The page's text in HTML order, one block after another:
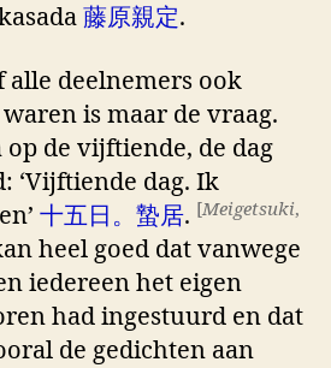
藤原親定.
alle deelnemers ook
is maar de vraag.
op de vijftiende, de dag
‘Vijftiende dag. Ik
十五日。蟄居. [Meigetsuki,
heel goed dat vanwege
iedereen het eigen
had ingestuurd en dat
de gedichten aan